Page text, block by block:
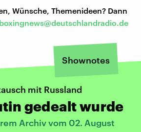
Wünsche, Themenideen? Dann
Shownotes
mit Russland
gedealt wurde
Archiv vom 02. August